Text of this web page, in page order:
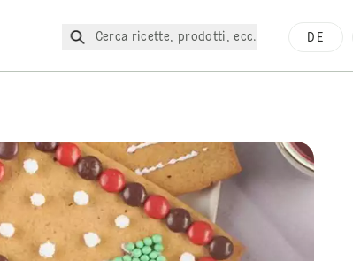
Cerca ricette, prodotti, ecc. DE